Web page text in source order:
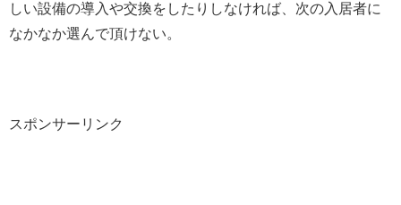
しい設備の導入や交換をしたりしなければ、次の入居者に
なかなか選んで頂けない。
スポンサーリンク